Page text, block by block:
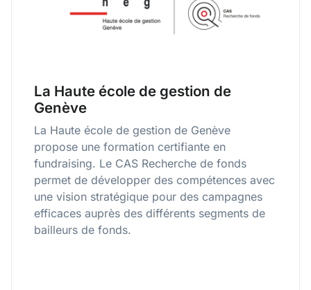
La Haute école de gestion de
Genève
La Haute école de gestion de Genève
propose une formation certifiante en
fundraising. Le CAS Recherche de fonds
permet de développer des compétences avec
une vision stratégique pour des campagnes
efficaces auprès des différents segments de
bailleurs de fonds.